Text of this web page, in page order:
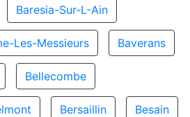
Baresia-Sur-L-Ain
Les-Messieurs Baverans
Bellecombe
Bersaillin Besain